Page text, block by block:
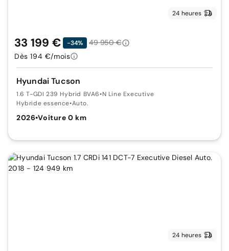
24 heures
Hyundai Tucson
1.6 T-GDI 239 Hybrid BVA6•N Line Executive
Hybride essence•Auto.
2026•Voiture 0 km
33 199 € -34%
49 950 €
Dès 194 €/mois
24 heures